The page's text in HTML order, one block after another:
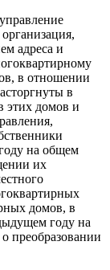
адреса и
в отношении
в
этих домов и
на общем
их
домов, в
году на
преобразовании